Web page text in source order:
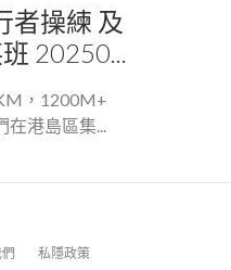
者操練 及
20250...
，1200M+
在港島區集...
私隱政策